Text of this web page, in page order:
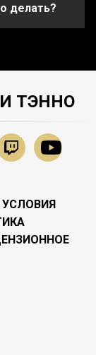
делать?
ТЭННО
УСЛОВИЯ